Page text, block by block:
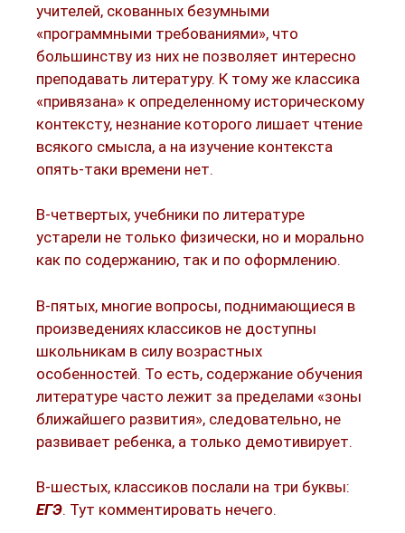
учителей, скованных безумными
«программными требованиями», что
большинству из них не позволяет интересно
преподавать литературу. К тому же классика
«привязана» к определенному историческому
контексту, незнание которого лишает чтение
всякого смысла, а на изучение контекста
опять-таки времени нет.
В-четвертых, учебники по литературе
устарели не только физически, но и морально
как по содержанию, так и по оформлению.
В-пятых, многие вопросы, поднимающиеся в
произведениях классиков не доступны
школьникам в силу возрастных
особенностей. То есть, содержание обучения
литературе часто лежит за пределами «зоны
ближайшего развития», следовательно, не
развивает ребенка, а только демотивирует.
В-шестых, классиков послали на три буквы:
ЕГЭ. Тут комментировать нечего.